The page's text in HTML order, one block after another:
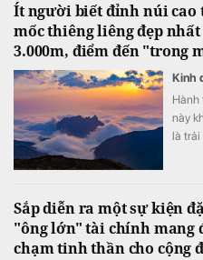
Ít người biết đỉnh núi cao
mốc thiêng liêng đẹp
3.000m, điểm đến "trong
Kinh
Hành
này
là trải
Sắp diễn ra một sự kiện
"ông lớn" tài chính mang
chạm tinh thần cho cộng